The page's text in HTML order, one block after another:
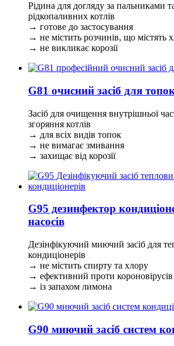
Рідина для догляду за пальниками
рідкопаливних котлів
→ готове до застосування
→ не містить розчинів, що містять
→ не викликає корозії
G81 очисний засіб для
Засіб для очищення внутрішньої
згоряння котлів
→ для всіх видів топок
→ не вимагає змивання
→ захищає від корозії
G95 дезинфектор
насосів
Дезінфікуючий миючий засіб для
кондиціонерів
→ не містить спирту та хлору
→ ефективний проти короновірусів
→ із запахом лимона
G90 миючий засіб систем